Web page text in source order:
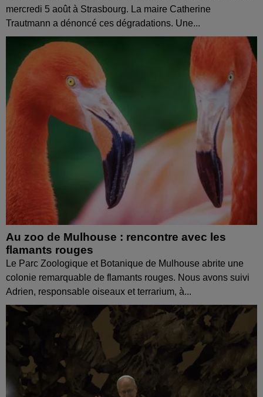
mercredi 5 août à Strasbourg. La maire Catherine
Trautmann a dénoncé ces dégradations. Une...
Au zoo de Mulhouse : rencontre avec les
flamants rouges
Le Parc Zoologique et Botanique de Mulhouse abrite une
colonie remarquable de flamants rouges. Nous avons suivi
Adrien, responsable oiseaux et terrarium, à...